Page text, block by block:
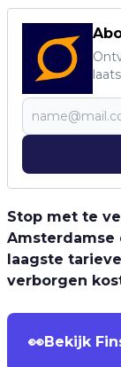
Stop met te
Amsterdamse
laagste
verborgen
👀Bekijk